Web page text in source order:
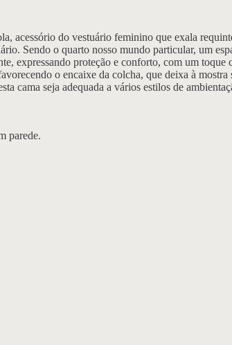
acessório do vestuário feminino que exala
Sendo o quarto nosso mundo particular, um
expressando proteção e conforto, com um
o encaixe da colcha, que deixa à
cama seja adequada a vários estilos de
parede.